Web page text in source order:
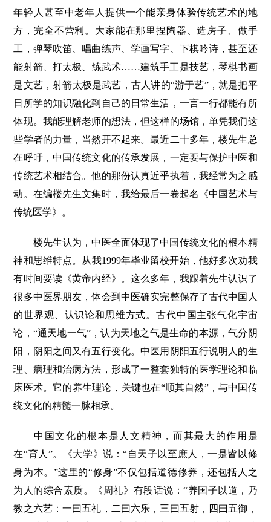
年轻人甚至中老年人提供一个能亲身体验传统艺术的地
方，完全不营利。大家能在那里捏陶器、造房子、做手
工，弹琴吹笛、唱曲练声、学画写字、下棋吟诗，甚至还
能射箭、打太极、练武术……建筑手工是技艺，琴棋书画
是文艺，射箭太极是武艺，古人讲的“游于艺”，就是把平
日所学的知识融化到自己的日常生活，一言一行都能有所
体现。我能理解老师的想法，但这样的场馆，单凭我们这
些学者的力量，当然开不起来。最近二十多年，楼先生总
在呼吁，中国传统文化的传承发展，一定要与保护中医和
传统艺术相结合。他的那份认真近乎执着，我经常为之感
动。在编楼先生文集时，我给最后一卷起名《中国艺术与
传统医学》。
楼先生认为，中医全面体现了中国传统文化的根本精
神和思维特点。从我1999年毕业留校开始，他好多次劝我
有时间要读《黄帝内经》。这么多年，我跟着先生认识了
很多中医界朋友，体会到中医确实完整保存了古代中国人
的世界观、认识论和思维方式。古代中国主张气化宇宙
论，“通天地一气”，认为天地之气是生命的本源，气分阴
阳，阴阳之间又有五行变化。中医用阴阳五行说明人的生
理、病理和治病方法，形成了一整套独特的医学理论和临
床医术。它的养生理论，关键也在“顺其自然”，与中国传
统文化的精髓一脉相承。
中国文化的根本是人文精神，而其最大的作用是
在“育人”。《大学》说：“自天子以至庶人，一是皆以修
身为本。”这里的“修身”不仅包括道德修养，还包括人之
为人的综合素质。《周礼》有段话说：“养国子以道，乃
教之六艺：一曰五礼，二曰六乐，三曰五射，四曰五御，